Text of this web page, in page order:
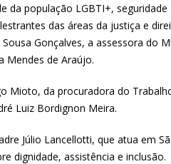
população LGBTI+,
das áreas da justiça e
Gonçalves, a assessora do
Mendes de Araújo.
da procuradora do
Luiz Bordignon Meira.
Júlio Lancellotti, que atua em
dignidade, assistência e inclusão.